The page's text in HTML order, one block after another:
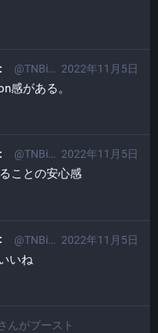
2022年11月5日
@TNBi01osp@itabashi.0j0.jp
感がある。
2022年11月5日
@TNBi01osp@itabashi.0j0.jp
ことの安心感
2022年11月5日
@TNBi01osp@itabashi.0j0.jp
いね
んがブースト